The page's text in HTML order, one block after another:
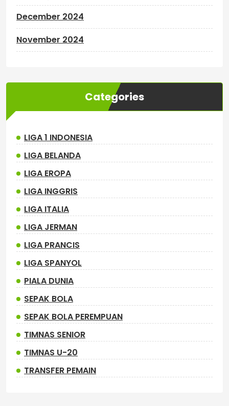
December 2024
November 2024
Categories
LIGA 1 INDONESIA
LIGA BELANDA
LIGA EROPA
LIGA INGGRIS
LIGA ITALIA
LIGA JERMAN
LIGA PRANCIS
LIGA SPANYOL
PIALA DUNIA
SEPAK BOLA
SEPAK BOLA PEREMPUAN
TIMNAS SENIOR
TIMNAS U-20
TRANSFER PEMAIN